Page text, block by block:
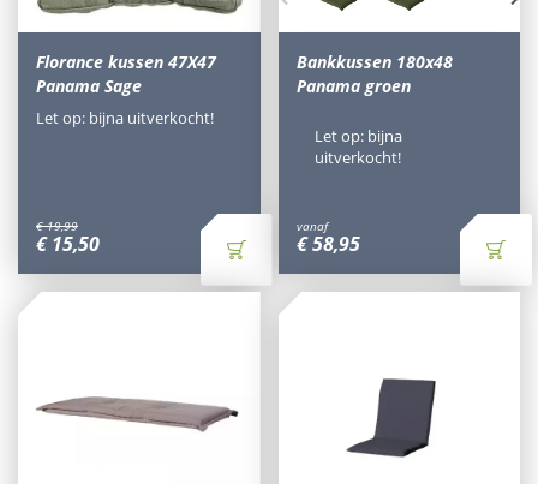
Florance kussen 47X47
Panama Sage
€ 19,99
€ 15,50
Let op: bijna uitverkocht!
Bankkussen 180x48
Panama groen
vanaf
€ 58,95
Let op: bijna
uitverkocht!